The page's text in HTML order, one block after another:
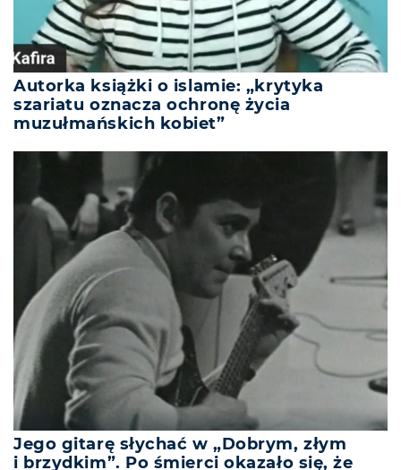
Autorka książki o islamie: „krytyka
szariatu oznacza ochronę życia
muzułmańskich kobiet”
Jego gitarę słychać w „Dobrym, złym
i brzydkim”. Po śmierci okazało się, że